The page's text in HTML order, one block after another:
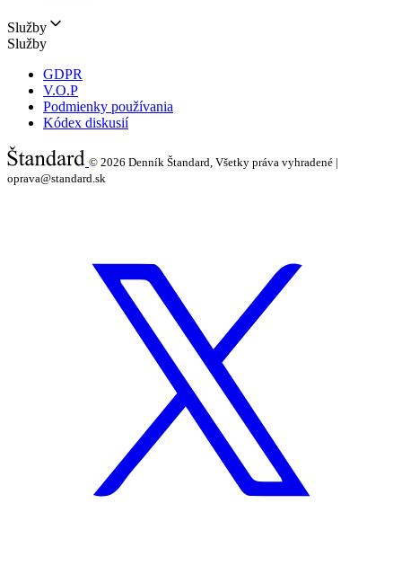
Služby
Služby
GDPR
V.O.P
Podmienky používania
Kódex diskusií
© 2026 Denník Štandard, Všetky práva vyhradené |
oprava@standard.sk